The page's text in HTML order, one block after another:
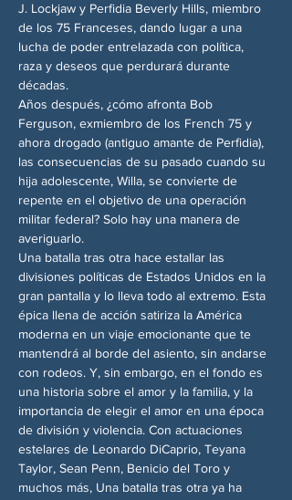
J. Lockjaw y Perfidia Beverly Hills, miembro
de los 75 Franceses, dando lugar a una
lucha de poder entrelazada con política,
raza y deseos que perdurará durante
décadas.
Años después, ¿cómo afronta Bob
Ferguson, exmiembro de los French 75 y
ahora drogado (antiguo amante de Perfidia),
las consecuencias de su pasado cuando su
hija adolescente, Willa, se convierte de
repente en el objetivo de una operación
militar federal? Solo hay una manera de
averiguarlo.
Una batalla tras otra hace estallar las
divisiones políticas de Estados Unidos en la
gran pantalla y lo lleva todo al extremo. Esta
épica llena de acción satiriza la América
moderna en un viaje emocionante que te
mantendrá al borde del asiento, sin andarse
con rodeos. Y, sin embargo, en el fondo es
una historia sobre el amor y la familia, y la
importancia de elegir el amor en una época
de división y violencia. Con actuaciones
estelares de Leonardo DiCaprio, Teyana
Taylor, Sean Penn, Benicio del Toro y
muchos más, Una batalla tras otra ya ha